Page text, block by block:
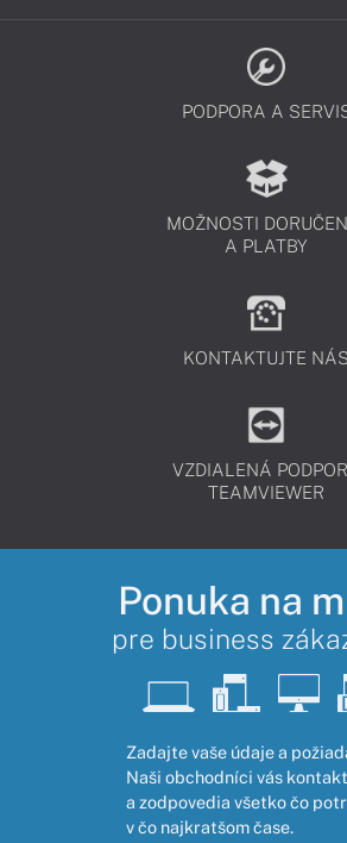
PODPORA A
MOŽNOSTI
A PLATBY
KONTAKTUJTE NÁS
VZDIALENÁ
TEAMVIEWER
Ponuka na
pre business
Zadajte vaše údaje a
Naši obchodníci vás
a zodpovedia všetko čo
v čo najkratšom čase.